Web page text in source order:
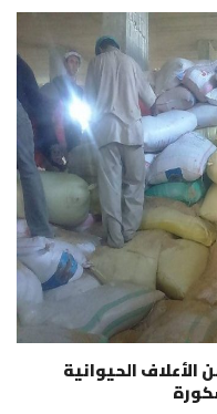
يحجز 120 طنًا من الأعلاف الحيوانية